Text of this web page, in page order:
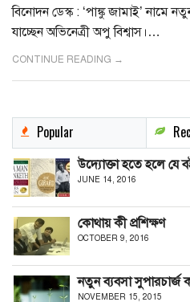
বিনোদন ডেস্ক : ‘পাঙ্কু জামাই’ নামে
যাচ্ছেন অভিনেত্রী অপু বিশ্বাস।…
CONTINUE READING →
Popular
উদ্যোক্তা হতে হলে যে
JUNE 14, 2016
কোথায় কী প্রশিক্ষণ
OCTOBER 9, 2016
নতুন ব্যবসা
NOVEMBER 15, 2015